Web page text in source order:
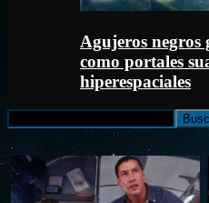
Agujeros negros
como portales
hiperespaciales